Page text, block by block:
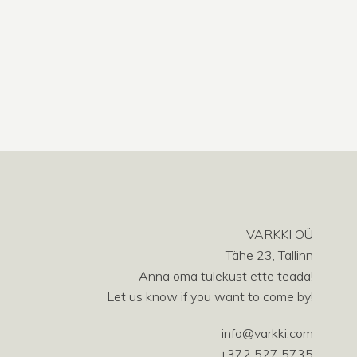
VARKKI OÜ
Tähe 23, Tallinn
Anna oma tulekust ette teada!
Let us know if you want to come by!
info@varkki.com
+372 527 5735